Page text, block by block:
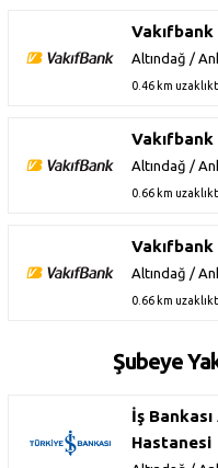
Altındağ /
0.46 km
Altındağ /
0.66 km
Altındağ /
0.66 km
Şubeye
İş
Hastanesi